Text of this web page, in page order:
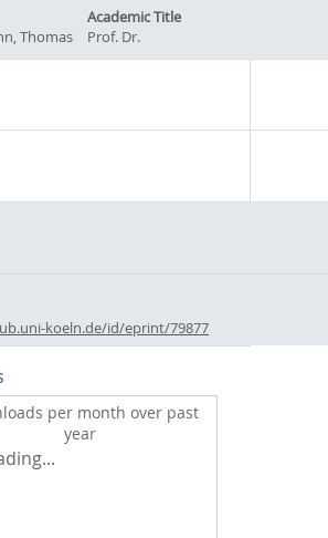
Academic Title
Thomas
Prof. Dr.
koeln.de/id/eprint/79877
per month over past
year